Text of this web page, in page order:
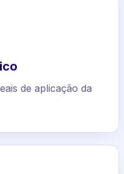
de aplicação da